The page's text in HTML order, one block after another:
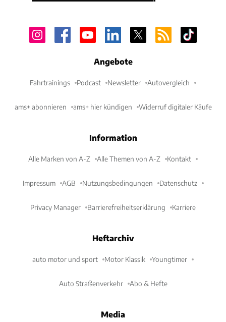
Angebote
Fahrtrainings Podcast Newsletter Autovergleich
ams+ abonnieren ams+ hier kündigen Widerruf digitaler Käufe
Information
Alle Marken von A-Z Alle Themen von A-Z Kontakt
Impressum AGB Nutzungsbedingungen Datenschutz
Privacy Manager Barrierefreiheitserklärung Karriere
Heftarchiv
auto motor und sport Motor Klassik Youngtimer
Auto Straßenverkehr Abo & Hefte
Media